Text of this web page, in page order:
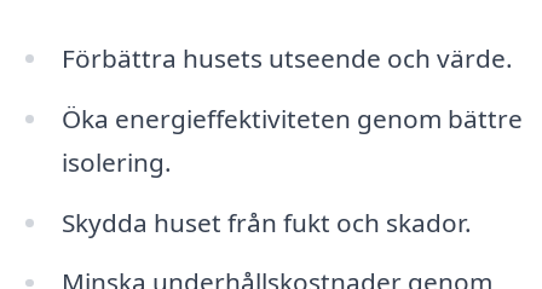
Förbättra husets utseende och värde.
Öka energieffektiviteten genom bättre
isolering.
Skydda huset från fukt och skador.